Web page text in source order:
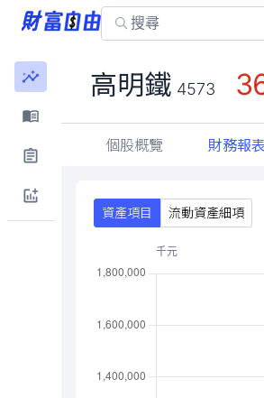
高明鐵 4573
個股概覽 財務報表
資產項目 流動資產細項